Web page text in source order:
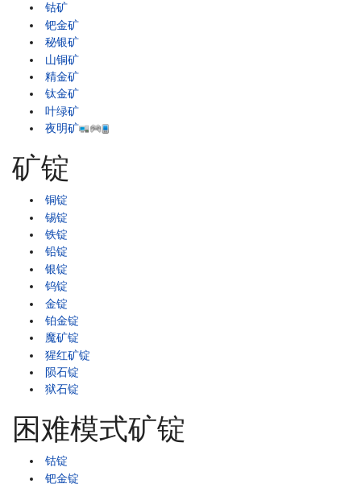
钴矿
钯金矿
秘银矿
山铜矿
精金矿
钛金矿
叶绿矿
夜明矿
矿锭
铜锭
锡锭
铁锭
铅锭
银锭
钨锭
金锭
铂金锭
魔矿锭
猩红矿锭
陨石锭
狱石锭
困难模式矿锭
钴锭
钯金锭